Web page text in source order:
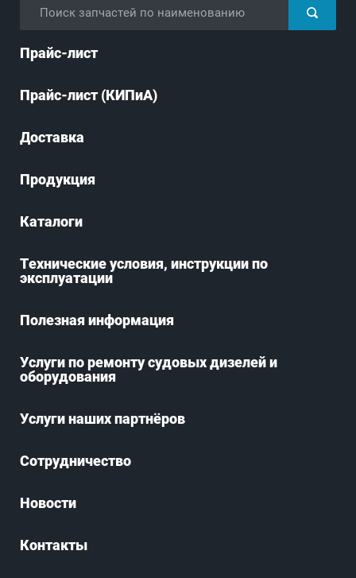
Прайс-лист
Прайс-лист (КИПиА)
Доставка
Продукция
Каталоги
Технические условия, инструкции по
эксплуатации
Полезная информация
Услуги по ремонту судовых дизелей и
оборудования
Услуги наших партнёров
Сотрудничество
Новости
Контакты